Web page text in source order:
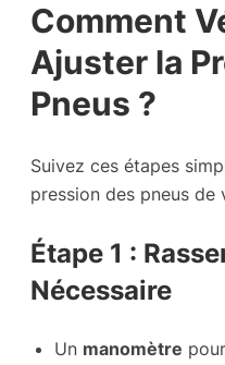
Comment
Ajuster la
Pneus ?
Suivez ces étapes
pression des pneus
Étape 1 :
Nécessaire
Un manomètre